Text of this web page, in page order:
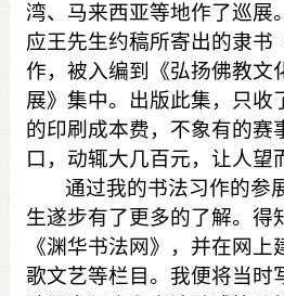
湾、马来西亚等地作了巡展
应王先生约稿所寄出的隶书
作，被入编到《弘扬佛教文
展》集中。出版此集，只收
的印刷成本费，不象有的赛
口，动辄大几百元，让人望
通过我的书法习作的参
生遂步有了更多的了解。得
《渊华书法网》，并在网
歌文艺等栏目。我便将当时